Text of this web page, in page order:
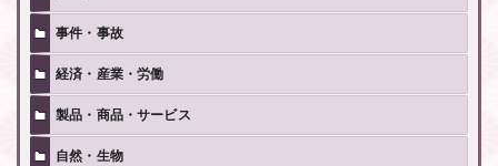
事件・事故
経済・産業・労働
製品・商品・サービス
自然・生物